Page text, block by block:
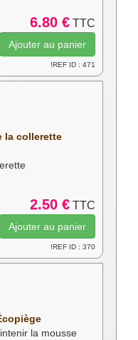
6.80 € TTC
!REF ID : 471
la collerette
2.50 € TTC
!REF ID : 370
la mousse